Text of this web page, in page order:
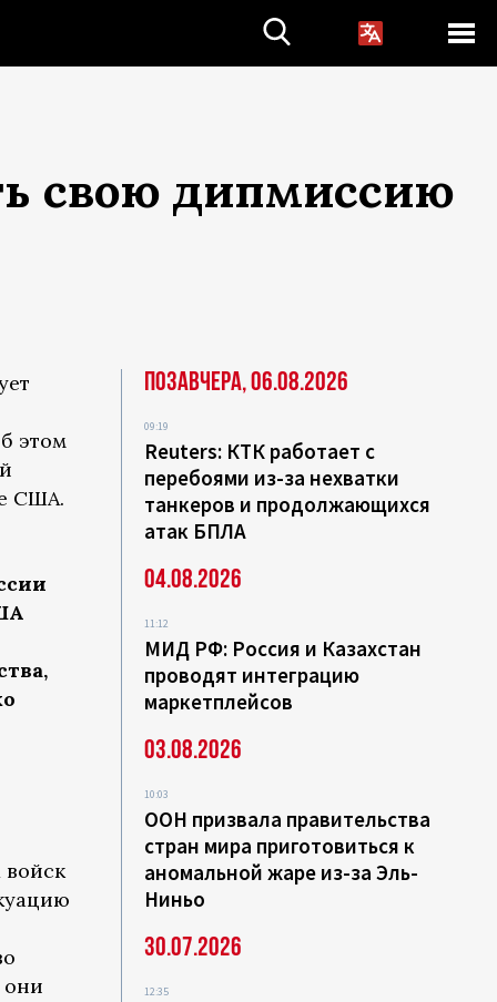
свою дипмиссию
этом
США.
войск
они
Позавчера, 06.08.2026
09:19
Reuters: КТК работает с
перебоями из-за нехватки
танкеров и продолжающихся
атак БПЛА
04.08.2026
11:12
МИД РФ: Россия и Казахстан
проводят интеграцию
маркетплейсов
03.08.2026
10:03
ООН призвала правительства
стран мира приготовиться к
аномальной жаре из-за Эль-
Ниньо
30.07.2026
12:35